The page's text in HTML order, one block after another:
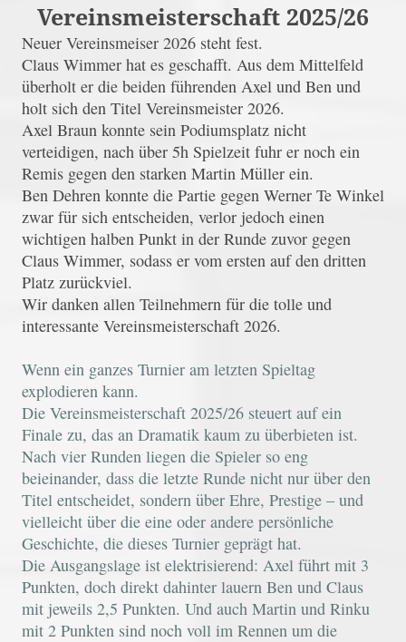
Vereinsmeisterschaft 2025/26
Neuer Vereinsmeiser 2026 steht fest.
Claus Wimmer hat es geschafft. Aus dem Mittelfeld
überholt er die beiden führenden Axel und Ben und
holt sich den Titel Vereinsmeister 2026.
Axel Braun konnte sein Podiumsplatz nicht
verteidigen, nach über 5h Spielzeit fuhr er noch ein
Remis gegen den starken Martin Müller ein.
Ben Dehren konnte die Partie gegen Werner Te Winkel
zwar für sich entscheiden, verlor jedoch einen
wichtigen halben Punkt in der Runde zuvor gegen
Claus Wimmer, sodass er vom ersten auf den dritten
Platz zurückviel.
Wir danken allen Teilnehmern für die tolle und
interessante Vereinsmeisterschaft 2026.
Wenn ein ganzes Turnier am letzten Spieltag
explodieren kann.
Die Vereinsmeisterschaft 2025/26 steuert auf ein
Finale zu, das an Dramatik kaum zu überbieten ist.
Nach vier Runden liegen die Spieler so eng
beieinander, dass die letzte Runde nicht nur über den
Titel entscheidet, sondern über Ehre, Prestige – und
vielleicht über die eine oder andere persönliche
Geschichte, die dieses Turnier geprägt hat.
Die Ausgangslage ist elektrisierend: Axel führt mit 3
Punkten, doch direkt dahinter lauern Ben und Claus
mit jeweils 2,5 Punkten. Und auch Martin und Rinku
mit 2 Punkten sind noch voll im Rennen um die